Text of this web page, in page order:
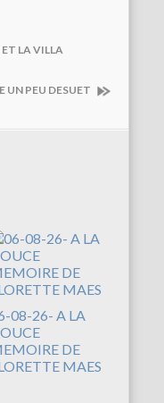
LA VILLA
UN PEU DESUET
08-26- A LA
DE
MAES